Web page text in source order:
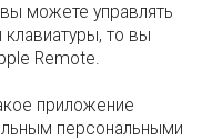
можете управлять
то вы
Remote.
приложение
персональными